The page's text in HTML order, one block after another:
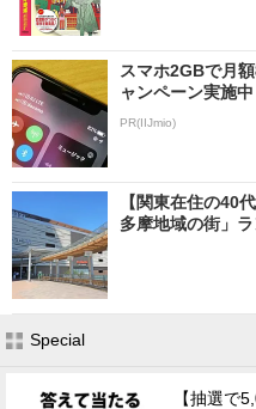
スマホ2GBで月
ャンペーン実施中
PR(IIJmio)
【関東在住の40
多摩地域の街」
Special
【抽選で